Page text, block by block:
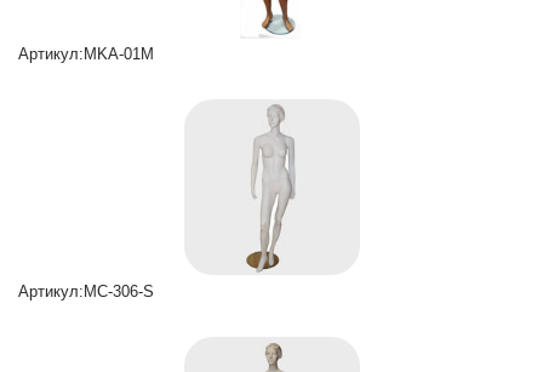
Артикул:MKA-01M
Артикул:MC-306-S